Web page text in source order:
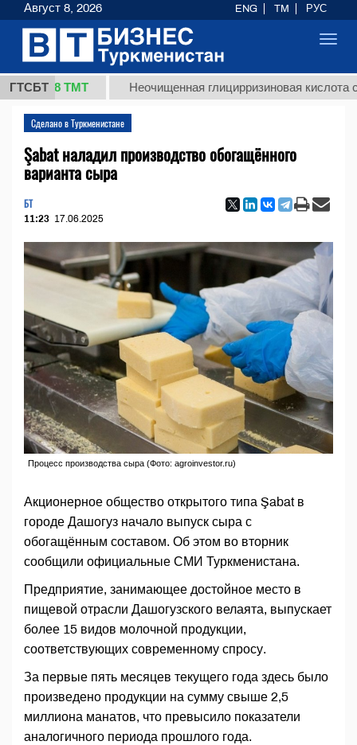
ГТСБТ
ТМТ Неочищенная глицирризиновая кислота
Сделано в Туркменистане
Şabat наладил производство обогащённого
варианта сыра
БТ
11:23 17.06.2025
Процесс производства сыра (Фото: agroinvestor.ru)
Акционерное общество открытого типа Şabat в
городе Дашогуз начало выпуск сыра с
обогащённым составом. Об этом во вторник
сообщили официальные СМИ Туркменистана.
Предприятие, занимающее достойное место в
пищевой отрасли Дашогузского велаята, выпускает
более 15 видов молочной продукции,
соответствующих современному спросу.
За первые пять месяцев текущего года здесь было
произведено продукции на сумму свыше 2,5
миллиона манатов, что превысило показатели
аналогичного периода прошлого года.
Август 8, 2026 ENG TM РУС